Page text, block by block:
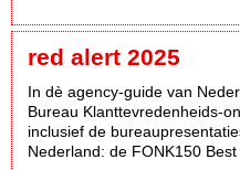
red alert 2025
In dè agency-guide van
Bureau Klanttevredenheids-
inclusief de
Nederland: de FONK150